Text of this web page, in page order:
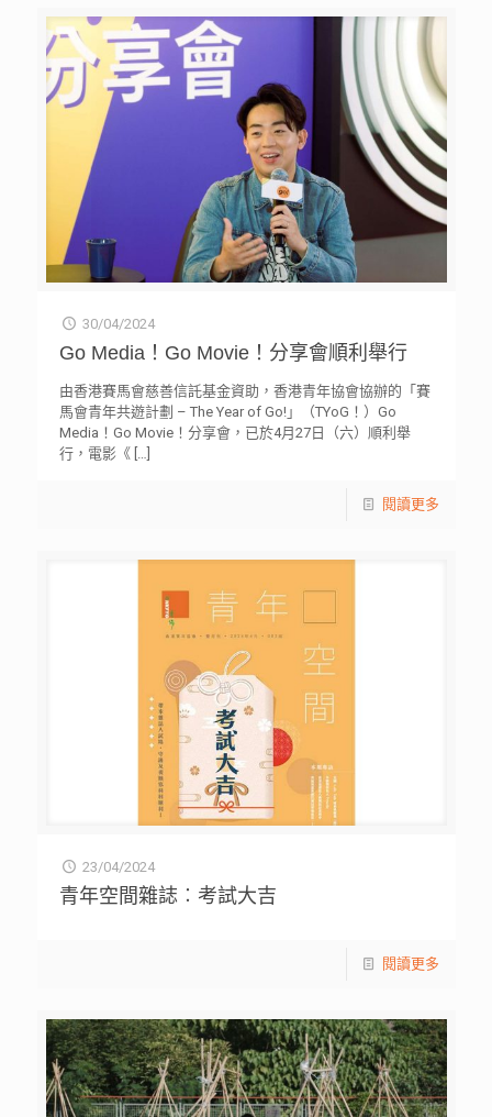
30/04/2024
Go Media！Go Movie！分享會順利舉行
由香港賽馬會慈善信託基金資助，香港青年協會協辦的「賽
馬會青年共遊計劃 – The Year of Go!」（TYoG！）Go
Media！Go Movie！分享會，已於4月27日（六）順利舉
行，電影《 […]
閱讀更多
23/04/2024
青年空間雜誌︰考試大吉
閱讀更多